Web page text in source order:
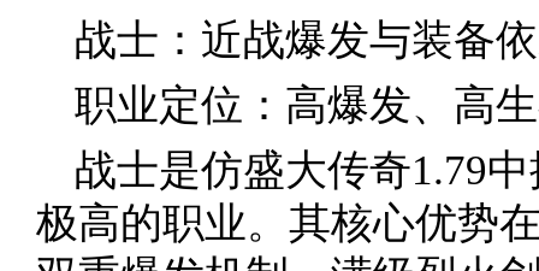
战士：近战爆发与装备
职业定位：高爆发、高
战士是仿盛大传奇1.79
极高的职业。其核心优势